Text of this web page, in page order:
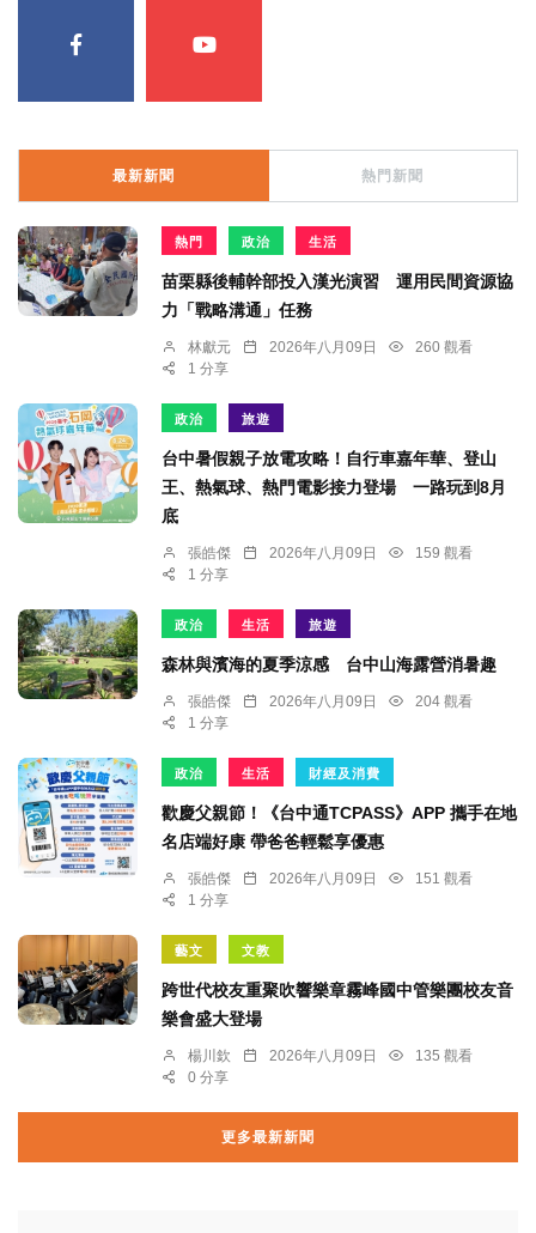
最新新聞 熱門新聞
熱門 政治 生活
苗栗縣後輔幹部投入漢光演習 運用民間資源協
力「戰略溝通」任務
林獻元 2026年八月09日
260 觀看
1 分享
政治 旅遊
台中暑假親子放電攻略！自行車嘉年華、登山
王、熱氣球、熱門電影接力登場 一路玩到8月
底
張皓傑 2026年八月09日
159 觀看
1 分享
政治 生活 旅遊
森林與濱海的夏季涼感 台中山海露營消暑趣
張皓傑 2026年八月09日
204 觀看
1 分享
政治 生活 財經及消費
歡慶父親節！《台中通TCPASS》APP 攜手在地
名店端好康 帶爸爸輕鬆享優惠
張皓傑 2026年八月09日
151 觀看
1 分享
藝文 文教
跨世代校友重聚吹響樂章霧峰國中管樂團校友音
樂會盛大登場
楊川欽 2026年八月09日
135 觀看
0 分享
更多最新新聞